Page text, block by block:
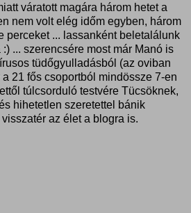
váratott magára három hetet a
nem volt elég időm egyben, három
perceket ... lassanként beletalálunk
... szerencsére most már Manó is
tüdőgyulladásból (az oviban
21 fős csoportból mindössze 7-en
túlcsorduló testvére Tücsöknek,
hihetetlen szeretettel bánik
az élet a blogra is.